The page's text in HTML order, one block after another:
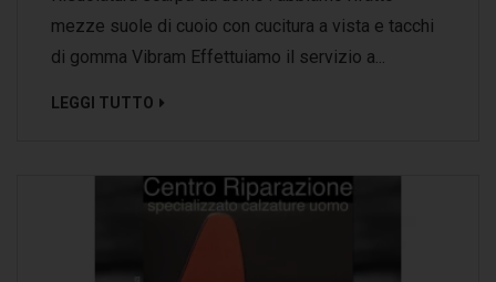
mezze suole di cuoio con cucitura a vista e tacchi
di gomma Vibram Effettuiamo il servizio a...
LEGGI TUTTO